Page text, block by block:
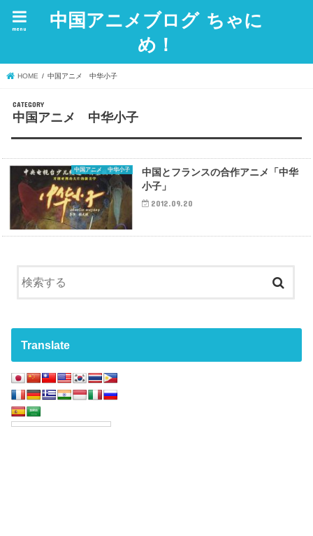
中国アニメブログ ちゃに
め！
menu
HOME 中国アニメ 中华小子
中国アニメ 中华小子
中国アニメ 中华小子
中国とフランスの合作アニメ「中华
小子」
2012.09.20
Translate